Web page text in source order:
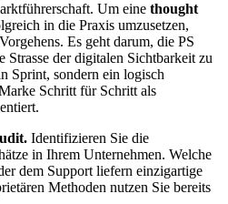
Um eine thought
in die Praxis umzusetzen,
Es geht darum, die PS
Strasse der digitalen Sichtbarkeit zu
Sprint, sondern ein logisch
Schritt für Schritt als
Identifizieren Sie die
in Ihrem Unternehmen. Welche
dem Support liefern einzigartige
Methoden nutzen Sie bereits